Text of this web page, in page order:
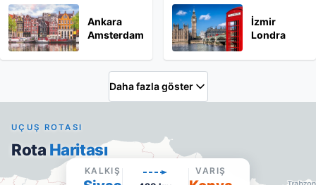
Ankara
Amsterdam
İzmir
Londra
Daha fazla göster
UÇUŞ ROTASI
Rota Haritası
KALKIŞ VARIŞ